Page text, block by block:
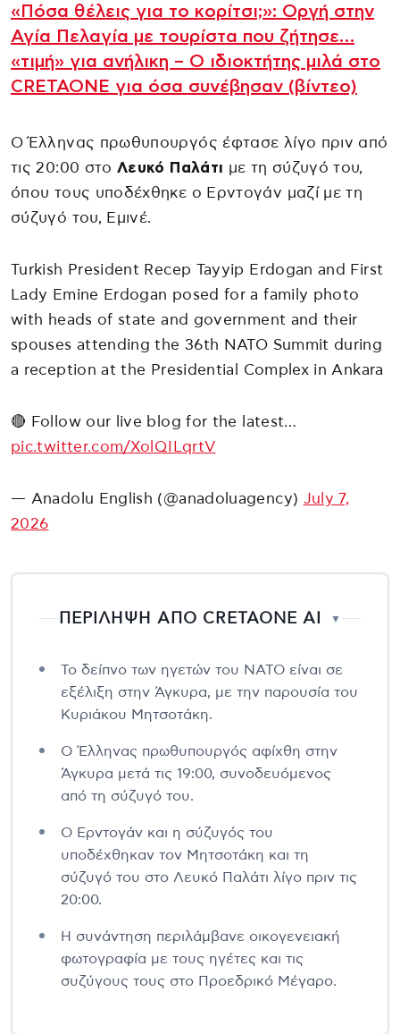
«Πόσα θέλεις για το κορίτσι;»: Οργή στην
Αγία Πελαγία με τουρίστα που ζήτησε…
«τιμή» για ανήλικη – Ο ιδιοκτήτης μιλά στο
CRETAONE για όσα συνέβησαν (βίντεο)
O Έλληνας πρωθυπουργός έφτασε λίγο πριν από
τις 20:00 στοΛευκό Παλάτι με τη σύζυγό του,
όπου τους υποδέχθηκε ο Ερντογάν μαζί με τη
σύζυγό του, Εμινέ.
Turkish President Recep Tayyip Erdogan and First
Lady Emine Erdogan posed for a family photo
with heads of state and government and their
spouses attending the 36th NATO Summit during
a reception at the Presidential Complex in Ankara
🔴 Follow our live blog for the latest…
pic.twitter.com/XolQILqrtV
— Anadolu English (@anadoluagency) July 7,
2026
ΠΕΡΙΛΗΨΗ ΑΠΟ CRETAONE AI ▼
Το δείπνο των ηγετών του ΝΑΤΟ είναι σε
εξέλιξη στην Άγκυρα, με την παρουσία του
Κυριάκου Μητσοτάκη.
Ο Έλληνας πρωθυπουργός αφίχθη στην
Άγκυρα μετά τις 19:00, συνοδευόμενος
από τη σύζυγό του.
Ο Ερντογάν και η σύζυγός του
υποδέχθηκαν τον Μητσοτάκη και τη
σύζυγό του στο Λευκό Παλάτι λίγο πριν τις
20:00.
Η συνάντηση περιλάμβανε οικογενειακή
φωτογραφία με τους ηγέτες και τις
συζύγους τους στο Προεδρικό Μέγαρο.